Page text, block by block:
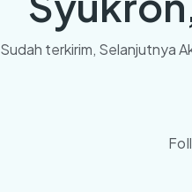
Sudah terkirim, Selanjutnya